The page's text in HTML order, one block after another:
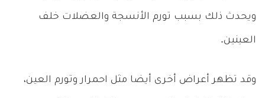
ويحدث ذلك بسبب تورم الأنسجة والعضلات خلف
العينين.
وقد تظهر أعراض أخرى أيضا مثل احمرار وتورم العين،